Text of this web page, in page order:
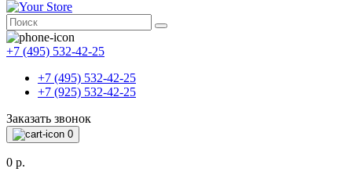
+7 (495) 532-42-25
+7 (495) 532-42-25
+7 (925) 532-42-25
Заказать звонок
0
0 р.